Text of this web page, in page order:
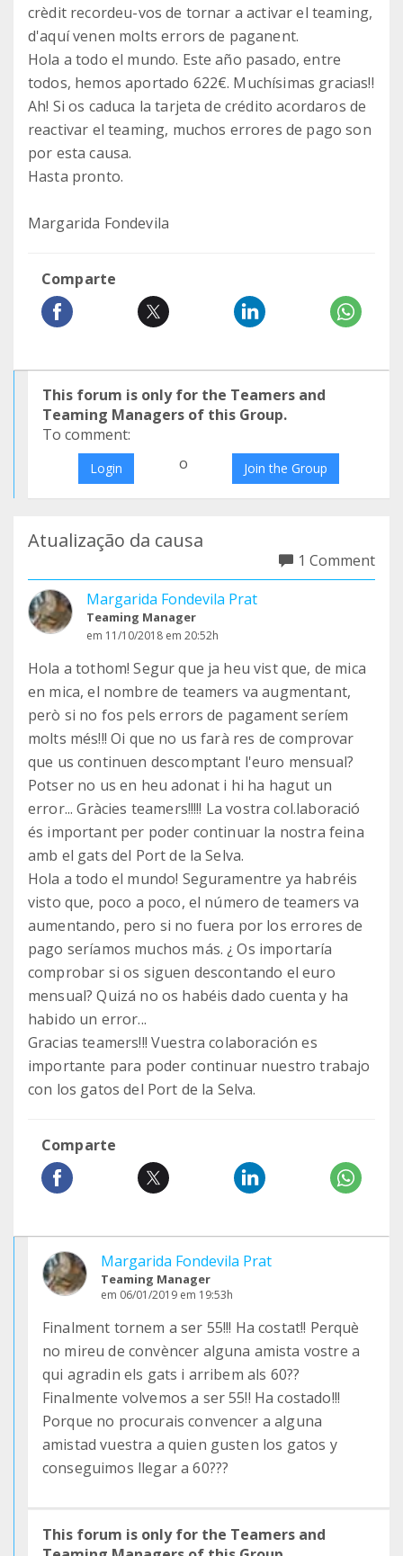
crèdit recordeu-vos de tornar a activar el teaming,
d'aquí venen molts errors de paganent.
Hola a todo el mundo. Este año pasado, entre
todos, hemos aportado 622€. Muchísimas gracias!!
Ah! Si os caduca la tarjeta de crédito acordaros de
reactivar el teaming, muchos errores de pago son
por esta causa.
Hasta pronto.
Margarida Fondevila
Comparte
This forum is only for the Teamers and
Teaming Managers of this Group.
To comment:
Login o Join the Group
Atualização da causa
1 Comment
Margarida Fondevila Prat
Teaming Manager
em 11/10/2018 em 20:52h
Hola a tothom! Segur que ja heu vist que, de mica
en mica, el nombre de teamers va augmentant,
però si no fos pels errors de pagament seríem
molts més!!! Oi que no us farà res de comprovar
que us continuen descomptant l'euro mensual?
Potser no us en heu adonat i hi ha hagut un
error... Gràcies teamers!!!!! La vostra col.laboració
és important per poder continuar la nostra feina
amb el gats del Port de la Selva.
Hola a todo el mundo! Seguramentre ya habréis
visto que, poco a poco, el número de teamers va
aumentando, pero si no fuera por los errores de
pago seríamos muchos más. ¿ Os importaría
comprobar si os siguen descontando el euro
mensual? Quizá no os habéis dado cuenta y ha
habido un error...
Gracias teamers!!! Vuestra colaboración es
importante para poder continuar nuestro trabajo
con los gatos del Port de la Selva.
Comparte
Margarida Fondevila Prat
Teaming Manager
em 06/01/2019 em 19:53h
Finalment tornem a ser 55!!! Ha costat!! Perquè
no mireu de convèncer alguna amista vostre a
qui agradin els gats i arribem als 60??
Finalmente volvemos a ser 55!! Ha costado!!!
Porque no procurais convencer a alguna
amistad vuestra a quien gusten los gatos y
conseguimos llegar a 60???
This forum is only for the Teamers and